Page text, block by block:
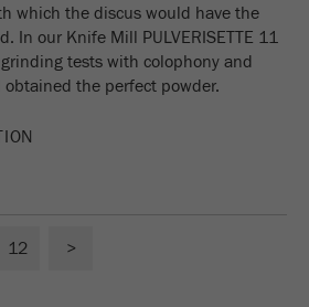
which the discus would have the
In our Knife Mill PULVERISETTE 11
tests with colophony and
the perfect powder.
12 >